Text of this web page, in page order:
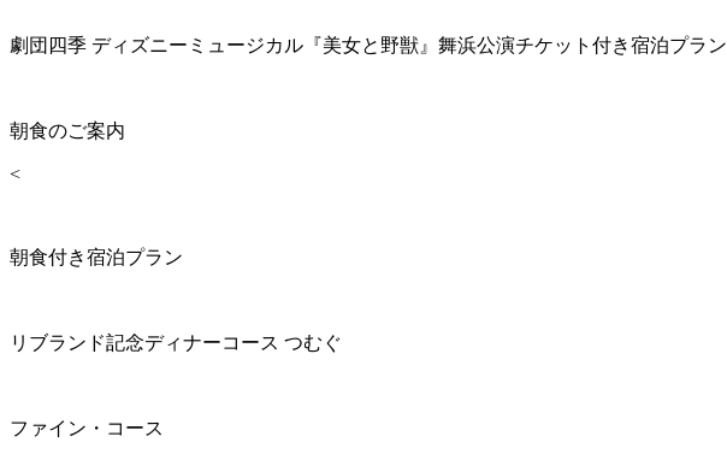
劇団四季 ディズニーミュージカル『美女と野獣』舞浜公演チケット付き宿泊プラン
朝食のご案内
<
朝食付き宿泊プラン
リブランド記念ディナーコース つむぐ
ファイン・コース